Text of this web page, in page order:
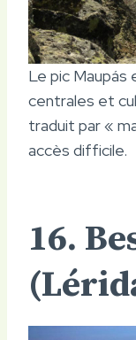
Le pic
centrales et
traduit par «
accès difficile.
16.